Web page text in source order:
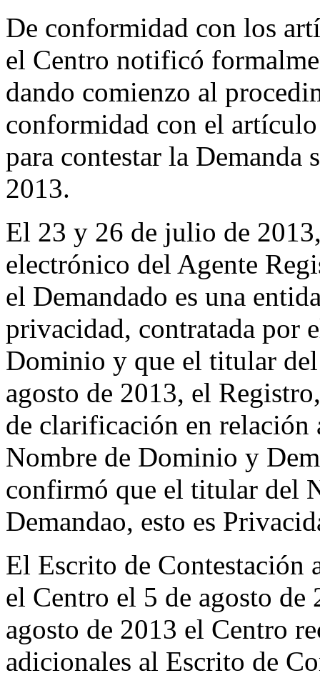
De conformidad con los
el Centro notificó
dando comienzo al
conformidad con el
para contestar la Demanda
2013.
El 23 y 26 de julio de
electrónico del Agente
el Demandado es una
privacidad, contratada por
Dominio y que el titular
agosto de 2013, el
de clarificación en
Nombre de Dominio y
confirmó que el titular del
Demandao, esto es
El Escrito de Contestación
el Centro el 5 de agosto
agosto de 2013 el Centro
adicionales al Escrito de